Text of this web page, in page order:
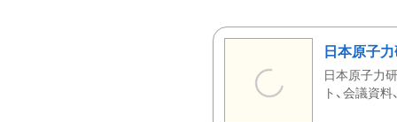
日本原子
日本原子力
ト、会議資